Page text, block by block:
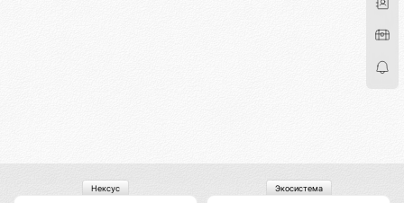
Нексус Экосистема